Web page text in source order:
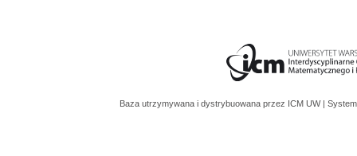
Baza utrzymywana i dystrybuowana przez ICM UW |